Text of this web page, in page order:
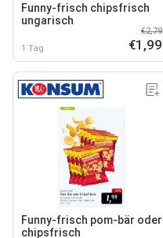
Funny-frisch chipsfrisch
ungarisch
1 Tag
€2,79
€1,99
Funny-frisch pom-bär oder
chipsfrisch